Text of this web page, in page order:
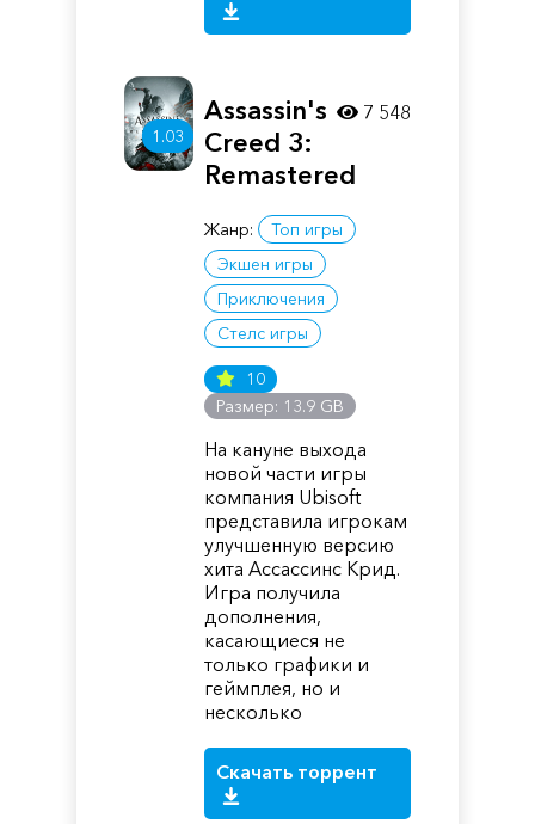
1.03
Assassin's
Creed 3:
Remastered
Жанр:
Топ игры
Экшен игры
Приключения
Стелс игры
10
Размер: 13.9 GB
На кануне выхода
новой части игры
компания Ubisoft
представила игрокам
улучшенную версию
хита Ассассинс Крид.
Игра получила
дополнения,
касающиеся не
только графики и
геймплея, но и
несколько
Скачать торрент
7 548